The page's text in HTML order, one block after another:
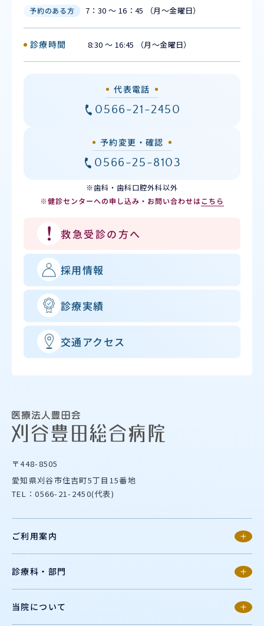
予約のある方 7：30 ～ 16：45 （月〜金曜日）
診療時間 8:30 ～ 16:45 （月〜金曜日）
代表電話
0566-21-2450
予約変更・確認
0566-25-8103
※歯科・歯科口腔外科以外
※健診センターへの申し込み・お問い合わせはこちら
救急受診の方へ
採用情報
診療実績
交通アクセス
〒448-8505
愛知県刈谷市住吉町5丁目15番地
TEL：0566-21-2450(代表)
ご利用案内
診療科・部門
当院について